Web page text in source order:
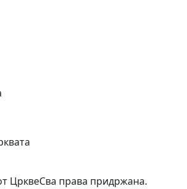
ЦрквеСва права придржана.